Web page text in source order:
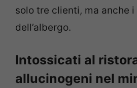
solo tre clienti, ma anche
dell’albergo.
Intossicati al
allucinogeni nel